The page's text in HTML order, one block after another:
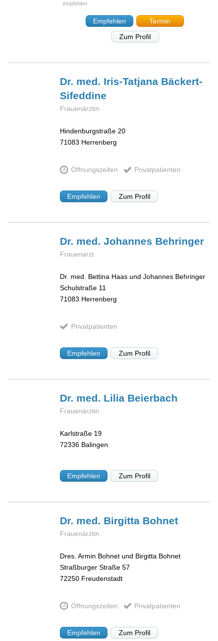
Empfehlen
Termin
Zum Profil
Dr. med. Iris-Tatjana Bäckert-
Sifeddine
Frauenärztin
Hindenburgstraße 20
71083 Herrenberg
Öffnungszeiten Privatpatienten
Empfehlen Zum Profil
Dr. med. Johannes Behringer
Frauenarzt
Dr. med. Bettina Haas und Johannes Behringer
Schulstraße 11
71083 Herrenberg
Privatpatienten
Empfehlen Zum Profil
Dr. med. Lilia Beierbach
Frauenärztin
Karlstraße 19
72336 Balingen
Empfehlen Zum Profil
Dr. med. Birgitta Bohnet
Frauenärztin
Dres. Armin Bohnet und Birgitta Bohnet
Straßburger Straße 57
72250 Freudenstadt
Öffnungszeiten Privatpatienten
Empfehlen Zum Profil